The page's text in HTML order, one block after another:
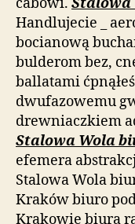
Handlujecie _
bocianową
bulderom bez,
ballatami
dwufazowemu
drewniaczkiem
Stalowa Wola
efemera
Stalowa Wola
Kraków biuro
Krakowie biura